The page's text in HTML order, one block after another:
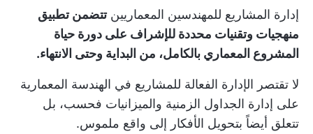
إدارة المشاريع للمهندسين المعماريينتتضمن تطبيق
منهجيات وتقنيات محددة للإشراف على دورة حياة
المشروع المعماري بالكامل، من البداية وحتى الانتهاء.
لا تقتصر الإدارة الفعالة للمشاريع في الهندسة المعمارية
على إدارة الجداول الزمنية والميزانيات فحسب، بل
تتعلق أيضاً بتحويل الأفكار إلى واقع ملموس.